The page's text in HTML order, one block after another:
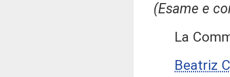
(Esame e
La
Beatriz